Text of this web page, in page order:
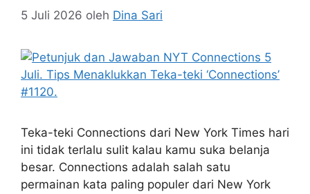
5 Juli 2026 oleh Dina Sari
Teka-teki Connections dari New York Times hari
ini tidak terlalu sulit kalau kamu suka belanja
besar. Connections adalah salah satu
permainan kata paling populer dari New York